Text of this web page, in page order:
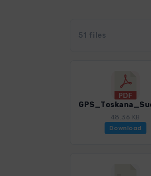
51 files
48.36 KB
Download